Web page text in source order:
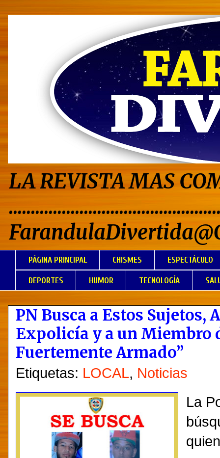
LA REVISTA MAS
PÁGINA PRINCIPAL CHISMES ESPECTÁCULO
DEPORTES HUMOR TECNOLOGÍA
PN Busca a Estos Sujetos,
Expolicía y a un Miembro
Fuertemente Armado”
Etiquetas: LOCAL, Noticias
La